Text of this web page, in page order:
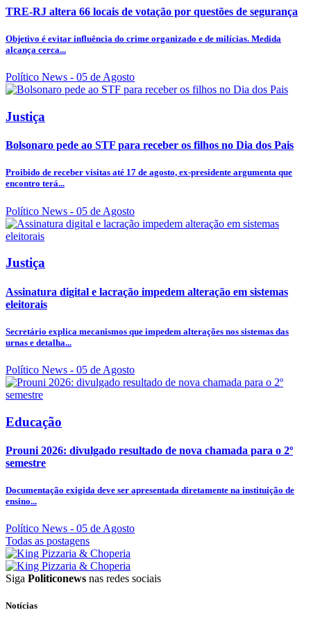
TRE-RJ altera 66 locais de votação por questões de segurança
Objetivo é evitar influência do crime organizado e de milícias. Medida
alcança cerca...
Político News - 05 de Agosto
Justiça
Bolsonaro pede ao STF para receber os filhos no Dia dos Pais
Proibido de receber visitas até 17 de agosto, ex-presidente argumenta que
encontro terá...
Político News - 05 de Agosto
Justiça
Assinatura digital e lacração impedem alteração em sistemas
eleitorais
Secretário explica mecanismos que impedem alterações nos sistemas das
urnas e detalha...
Político News - 05 de Agosto
Educação
Prouni 2026: divulgado resultado de nova chamada para o 2º
semestre
Documentação exigida deve ser apresentada diretamente na instituição de
ensino...
Político News - 05 de Agosto
Todas as postagens
Siga Politiconews nas redes sociais
Notícias